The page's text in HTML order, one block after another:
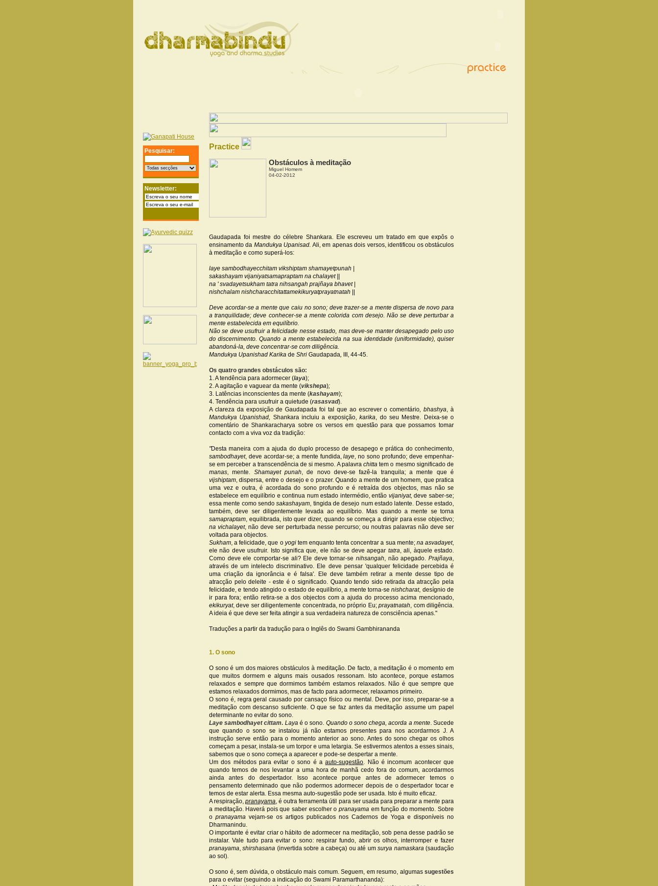
Pesquisar:
Newsletter:
Practice
Obstáculos à meditação
Miguel Homem
04-02-2012
Gaudapada foi mestre do célebre Shankara. Ele escreveu um tratado em que expôs o
ensinamento da Mandukya Upanisad. Ali, em apenas dois versos, identificou os obstáculos
à meditação e como superá-los:
laye sambodhayecchitam vikshiptam shamayetpunah |
sakashayam vijaniyatsamapraptam na chalayet ||
na ' svadayetsukham tatra nihsangah prajñaya bhavet |
nishchalam nishcharacchitattamekikuryatprayatnatah
Deve acordar-se a mente que caiu no sono; deve trazer-se a mente dispersa de novo para
a tranquilidade; deve conhecer-se a mente colorida com desejo. Não se deve perturbar a
mente estabelecida em equilíbrio.
Não se deve usufruir a felicidade nesse estado, mas deve-se manter desapegado pelo uso
do discernimento. Quando a mente estabelecida na sua identidade (uniformidade), quiser
abandoná-la, deve concentrar-se com diligência.
Mandukya Upanishad Karika de Shri Gaudapada, III, 44-45.
Os quatro grandes obstáculos são:
1. A tendência para adormecer (laya);
2. A agitação e vaguear da mente (vikshepa);
3. Latências inconscientes da mente (kashayam);
4. Tendência para usufruir a quietude (rasasvad).
A clareza da exposição de Gaudapada foi tal que ao escrever o comentário, bhashya, à
Mandukya Upanishad, Shankara incluiu a exposição,karika, do seu Mestre. Deixa-se o
comentário de Shankaracharya sobre os versos em questão para que possamos tomar
contacto com a viva voz da tradição:
"Desta maneira com a ajuda do duplo processo de desapego e prática do conhecimento,
sambodhayet, deve acordar-se; a mente fundida,laye, no sono profundo; deve empenhar-
se em perceber a transcendência de si mesmo. A palavra chitta tem o mesmo significado de
manas, mente. Shamayet punah, de novo deve-se fazê-la tranquila; a mente que é
vijshiptam, dispersa, entre o desejo e o prazer. Quando a mente de um homem, que pratica
uma vez e outra, é acordada do sono profundo e é retraída dos objectos, mas não se
estabelece em equilíbrio e continua num estado intermédio, então vijaniyat, deve saber-se;
essa mente como sendosakashayam, tingida de desejo num estado latente. Desse estado,
também, deve ser diligentemente levada ao equilíbrio. Mas quando a mente se torna
samapraptam, equilibrada, isto quer dizer, quando se começa a dirigir para esse objectivo;
na vichalayet, não deve ser perturbada nesse percurso; ou noutras palavras não deve ser
voltada para objectos.
Sukham, a felicidade, que o yogitem enquanto tenta concentrar a sua mente; na asvadayet,
ele não deve usufruir. Isto significa que, ele não se deve apegar tatra, ali, àquele estado.
Como deve ele comportar-se ali? Ele deve tornar-senihsangah, não apegado.Prajñaya,
através de um intelecto discriminativo. Ele deve pensar 'qualquer felicidade percebida é
uma criação da ignorância e é falsa'. Ele deve também retirar a mente desse tipo de
atracção pelo deleite - este é o significado. Quando tendo sido retirada da atracção pela
felicidade, e tendo atingido o estado de equilíbrio, a mente torna-senishcharat, desígnio de
ir para fora; então retira-se a dos objectos com a ajuda do processo acima mencionado,
ekikuryat, deve ser diligentemente concentrada, no próprio Eu;prayatnatah, com diligência.
A ideia é que deve ser feita atingir a sua verdadeira natureza de consciência apenas."
Traduções a partir da tradução para o Inglês do Swami Gambhirananda
1. O sono
O sono é um dos maiores obstáculos à meditação. De facto, a meditação é o momento em
que muitos dormem e alguns mais ousados ressonam. Isto acontece, porque estamos
relaxados e sempre que dormimos também estamos relaxados. Não é que sempre que
estamos relaxados dormimos, mas de facto para adormecer, relaxamos primeiro.
O sono é, regra geral causado por cansaço físico ou mental. Deve, por isso, preparar-se a
meditação com descanso suficiente. O que se faz antes da meditação assume um papel
determinante no evitar do sono.
Laye sambodhayet cittam. Layaé o sono. Quando o sono chega, acorda a mente. Sucede
que quando o sono se instalou já não estamos presentes para nos acordarmos J. A
instrução serve então para o momento anterior ao sono. Antes do sono chegar os olhos
começam a pesar, instala-se um torpor e uma letargia. Se estivermos atentos a esses sinais,
sabemos que o sono começa a aparecer e pode-se despertar a mente.
Um dos métodos para evitar o sono é aauto-sugestão. Não é incomum acontecer que
quando temos de nos levantar a uma hora de manhã cedo fora do comum, acordarmos
ainda antes do despertador. Isso acontece porque antes de adormecer temos o
pensamento determinado que não podermos adormecer depois de o despertador tocar e
temos de estar alerta. Essa mesma auto-sugestão pode ser usada. Isto é muito eficaz.
A respiração,pranayama, é outra ferramenta útil para ser usada para preparar a mente para
a meditação. Haverá pois que saber escolher o pranayamaem função do momento. Sobre
o pranayama vejam-se os artigos publicados nos Cadernos de Yoga e disponíveis no
Dharmanindu.
O importante é evitar criar o hábito de adormecer na meditação, sob pena desse padrão se
instalar. Vale tudo para evitar o sono: respirar fundo, abrir os olhos, interromper e fazer
pranayama,shirshasana (invertida sobre a cabeça) ou até umsurya namaskara(saudação
ao sol).
O sono é, sem dúvida, o obstáculo mais comum. Seguem, em resumo, algumas sugestões
para o evitar (seguindo a indicação do Swami Paramarthananda):